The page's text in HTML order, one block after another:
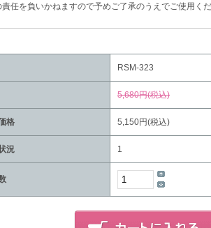
を負いかねますので予めご了承のうえでご使用くだ
RSM-323
5,680円(税込)
格 5,150円(税込)
況 1